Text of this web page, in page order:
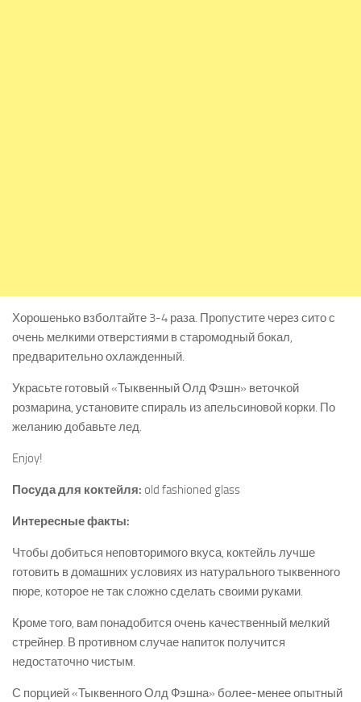
Хорошенько взболтайте 3-4 раза. Пропустите через сито с
очень мелкими отверстиями в старомодный бокал,
предварительно охлажденный.
Украсьте готовый «Тыквенный Олд Фэшн» веточкой
розмарина, установите спираль из апельсиновой корки. По
желанию добавьте лед.
Enjoy!
Посуда для коктейля: old fashioned glass
Интересные факты:
Чтобы добиться неповторимого вкуса, коктейль лучше
готовить в домашних условиях из натурального тыквенного
пюре, которое не так сложно сделать своими руками.
Кроме того, вам понадобится очень качественный мелкий
стрейнер. В противном случае напиток получится
недостаточно чистым.
С порцией «Тыквенного Олд Фэшна» более-менее опытный